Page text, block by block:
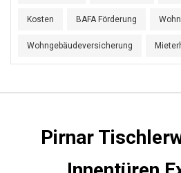
Kosten BAFA Förderung
Wohngebäudeversicherung
Pirnar